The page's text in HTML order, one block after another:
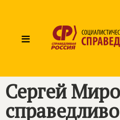
≡
Сергей